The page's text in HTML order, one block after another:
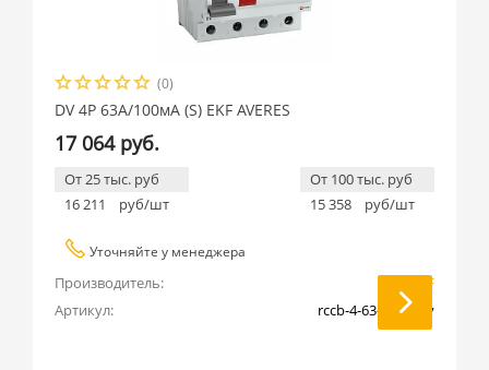
(0)
DV 4P 63А/100мА (S) EKF AVERES
17 064 руб.
От 25 тыс. руб
16 211
руб/шт
От 100 тыс. руб
15 358
руб/шт
Уточняйте у менеджера
Производитель:
EKF
Артикул:
rccb-4-63-100-s-av